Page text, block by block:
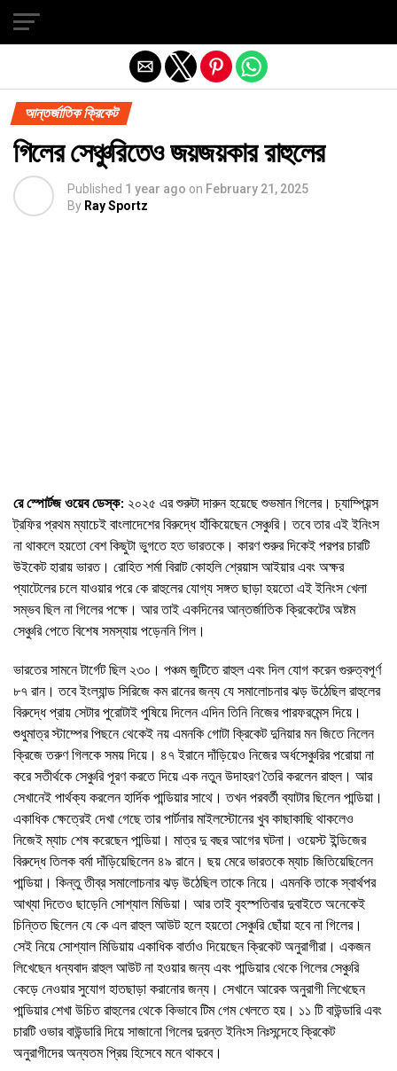
আন্তর্জাতিক ক্রিকেট
গিলের সেঞ্চুরিতেও জয়জয়কার রাহুলের
Published 1 year ago on February 21, 2025
By Ray Sportz
রে স্পোর্টজ ওয়েব ডেস্ক: ২০২৫ এর শুরুটা দারুন হয়েছে শুভমান গিলের। চ্যাম্পিয়ন্স
ট্রফির প্রথম ম্যাচেই বাংলাদেশের বিরুদ্ধে হাঁকিয়েছেন সেঞ্চুরি। তবে তার এই ইনিংস
না থাকলে হয়তো বেশ কিছুটা ভুগতে হত ভারতকে। কারণ শুরুর দিকেই পরপর চারটি
উইকেট হারায় ভারত। রোহিত শর্মা বিরাট কোহলি শ্রেয়াস আইয়ার এবং অক্ষর
প্যাটেলের চলে যাওয়ার পরে কে রাহুলের যোগ্য সঙ্গত ছাড়া হয়তো এই ইনিংস খেলা
সম্ভব ছিল না গিলের পক্ষে। আর তাই একদিনের আন্তর্জাতিক ক্রিকেটের অষ্টম
সেঞ্চুরি পেতে বিশেষ সমস্যায় পড়েননি গিল।
ভারতের সামনে টার্গেট ছিল ২৩০। পঞ্চম জুটিতে রাহুল এবং দিল যোগ করেন গুরুত্বপূর্ণ
৮৭ রান। তবে ইংল্যান্ড সিরিজে কম রানের জন্য যে সমালোচনার ঝড় উঠেছিল রাহুলের
বিরুদ্ধে প্রায় সেটার পুরোটাই পুষিয়ে দিলেন এদিন তিনি নিজের পারফরমেন্স দিয়ে।
শুধুমাত্র স্টাম্পের পিছনে থেকেই নয় এমনকি গোটা ক্রিকেট দুনিয়ার মন জিতে নিলেন
ক্রিজে তরুণ গিলকে সময় দিয়ে। ৪৭ ইরানে দাঁড়িয়েও নিজের অর্ধসেঞ্চুরির পরোয়া না
করে সতীর্থকে সেঞ্চুরি পূরণ করতে দিয়ে এক নতুন উদাহরণ তৈরি করলেন রাহুল। আর
সেখানেই পার্থক্য করলেন হার্দিক পান্ডিয়ার সাথে। তখন পরবর্তী ব্যাটার ছিলেন পান্ডিয়া।
একাধিক ক্ষেত্রেই দেখা গেছে তার পার্টনার মাইলস্টোনের খুব কাছাকাছি থাকলেও
নিজেই ম্যাচ শেষ করেছেন পান্ডিয়া। মাত্র দু বছর আগের ঘটনা। ওয়েস্ট ইন্ডিজের
বিরুদ্ধে তিলক বর্মা দাঁড়িয়েছিলেন ৪৯ রানে। ছয় মেরে ভারতকে ম্যাচ জিতিয়েছিলেন
পান্ডিয়া। কিন্তু তীব্র সমালোচনার ঝড় উঠেছিল তাকে নিয়ে। এমনকি তাকে স্বার্থপর
আখ্যা দিতেও ছাড়েনি সোশ্যাল মিডিয়া। আর তাই বৃহস্পতিবার দুবাইতে অনেকেই
চিন্তিত ছিলেন যে কে এল রাহুল আউট হলে হয়তো সেঞ্চুরি ছোঁয়া হবে না গিলের।
সেই নিয়ে সোশ্যাল মিডিয়ায় একাধিক বার্তাও দিয়েছেন ক্রিকেট অনুরাগীরা। একজন
লিখেছেন ধন্যবাদ রাহুল আউট না হওয়ার জন্য এবং পান্ডিয়ার থেকে গিলের সেঞ্চুরি
কেড়ে নেওয়ার সুযোগ হাতছাড়া করানোর জন্য। সেখানে আরেক অনুরাগী লিখেছেন
পান্ডিয়ার শেখা উচিত রাহুলের থেকে কিভাবে টিম গেম খেলতে হয়। ১১ টি বাউন্ডারি এবং
চারটি ওভার বাউন্ডারি দিয়ে সাজানো গিলের দুরন্ত ইনিংস নিঃসন্দেহে ক্রিকেট
অনুরাগীদের অন্যতম প্রিয় হিসেবে মনে থাকবে।